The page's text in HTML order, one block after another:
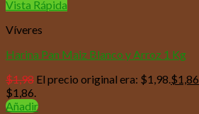
Vista Rápida
Víveres
Harina Pan Maiz Blanco y Arroz 1 Kg
$1,98 El precio original era: $1,98. $1,86
$1,86.
Añadir